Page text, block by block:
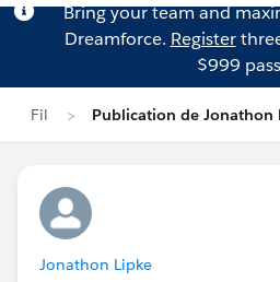
Bring your team and
Dreamforce. Register
$999
Fil Publication de Jonathon
Jonathon Lipke